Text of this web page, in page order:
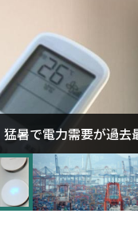
暑で電力需要が過去
体制を点検